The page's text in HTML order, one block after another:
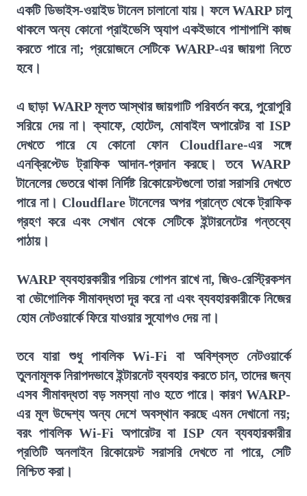
একটি ডিভাইস-ওয়াইড টানেল চালানো যায়। ফলে WARP চালু
থাকলে অন্য কোনো প্রাইভেসি অ্যাপ একইভাবে পাশাপাশি কাজ
করতে পারে না; প্রয়োজনে সেটিকে WARP-এর জায়গা নিতে
হবে।
এ ছাড়া WARP মূলত আস্থার জায়গাটি পরিবর্তন করে, পুরোপুরি
সরিয়ে দেয় না। ক্যাফে, হোটেল, মোবাইল অপারেটর বা ISP
দেখতে পারে যে কোনো ফোন Cloudflare-এর সঙ্গে
এনক্রিপ্টেড ট্রাফিক আদান-প্রদান করছে। তবে WARP
টানেলের ভেতরে থাকা নির্দিষ্ট রিকোয়েস্টগুলো তারা সরাসরি দেখতে
পারে না। Cloudflare টানেলের অপর প্রান্তে থেকে ট্রাফিক
গ্রহণ করে এবং সেখান থেকে সেটিকে ইন্টারনেটের গন্তব্যে
পাঠায়।
WARP ব্যবহারকারীর পরিচয় গোপন রাখে না, জিও-রেস্ট্রিকশন
বা ভৌগোলিক সীমাবদ্ধতা দূর করে না এবং ব্যবহারকারীকে নিজের
হোম নেটওয়ার্কে ফিরে যাওয়ার সুযোগও দেয় না।
তবে যারা শুধু পাবলিক Wi-Fi বা অবিশ্বস্ত নেটওয়ার্কে
তুলনামূলক নিরাপদভাবে ইন্টারনেট ব্যবহার করতে চান, তাদের জন্য
এসব সীমাবদ্ধতা বড় সমস্যা নাও হতে পারে। কারণ WARP-
এর মূল উদ্দেশ্য অন্য দেশে অবস্থান করছে এমন দেখানো নয়;
বরং পাবলিক Wi-Fi অপারেটর বা ISP যেন ব্যবহারকারীর
প্রতিটি অনলাইন রিকোয়েস্ট সরাসরি দেখতে না পারে, সেটি
নিশ্চিত করা।